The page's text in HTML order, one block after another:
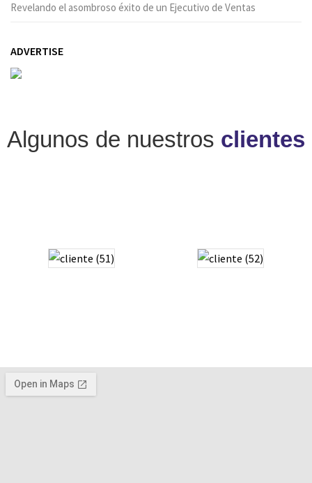
Revelando el asombroso éxito de un Ejecutivo de Ventas
ADVERTISE
Algunos de nuestros clientes